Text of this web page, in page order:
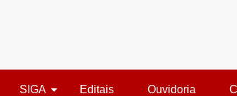
SIGA Editais Ouvidoria